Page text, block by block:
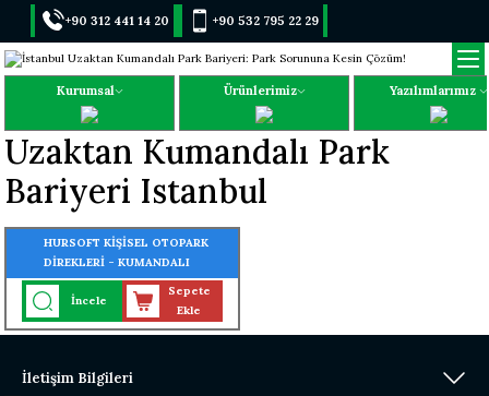
+90 312 441 14 20 +90 532 795 22 29
Kurumsal Ürünlerimiz Yazılımlarımız
Uzaktan Kumandalı Park
Bariyeri Istanbul
HURSOFT KİŞİSEL OTOPARK
DİREKLERİ - KUMANDALI
KİŞİSEL PARK BARİYERİ
İncele
Sepete
Ekle
İletişim Bilgileri